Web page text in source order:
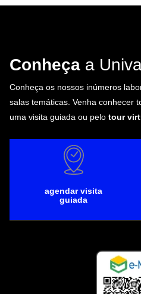
Conheça a
Conheça os nossos inúmeros
salas temáticas. Venha conhecer
uma visita guiada ou pelo tour
agendar visita
guiada